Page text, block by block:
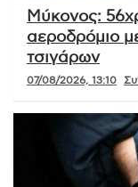
Μύκονος:
αεροδρόμιο
τσιγάρων
07/08/2026, 13:10